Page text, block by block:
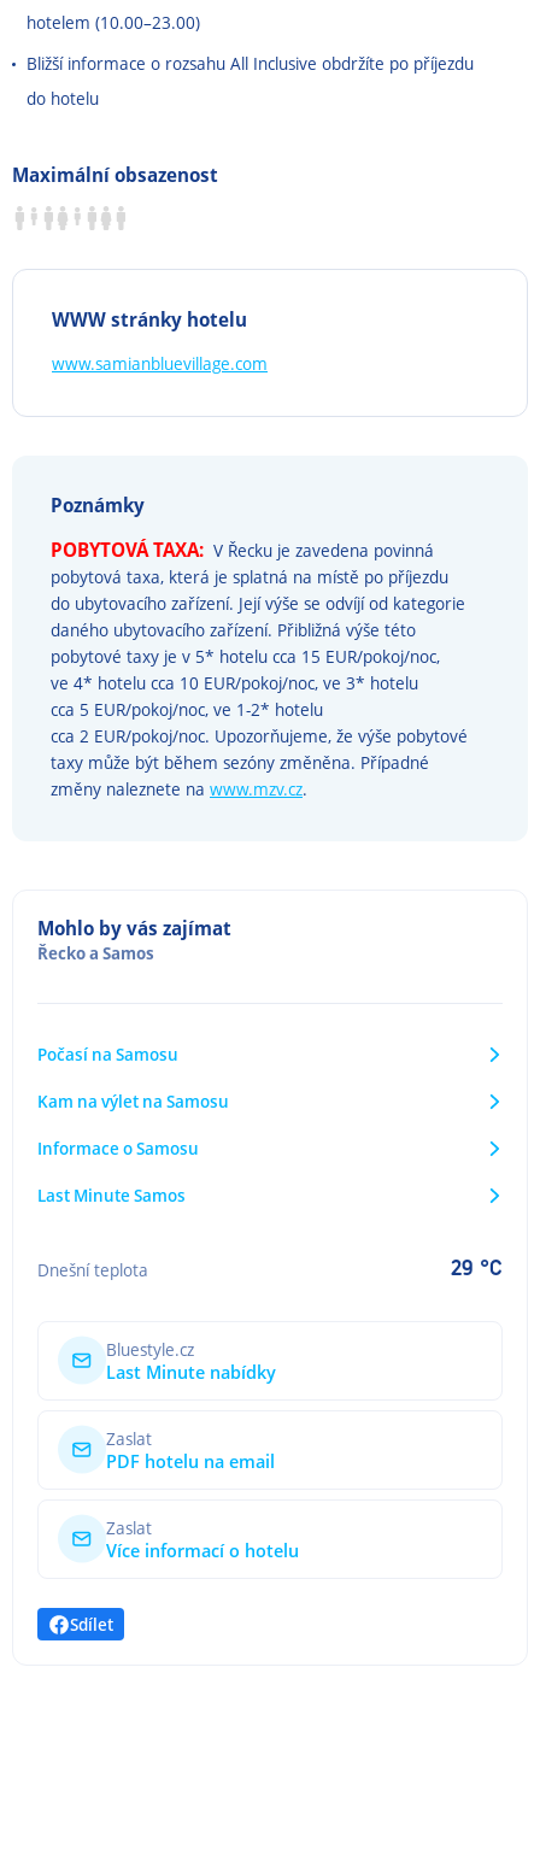
hotelem (10.00–23.00)
Bližší informace o rozsahu All Inclusive obdržíte po příjezdu
do hotelu
Maximální obsazenost
WWW stránky hotelu
www.samianbluevillage.com
Poznámky
POBYTOVÁ TAXA: V Řecku je zavedena povinná
pobytová taxa, která je splatná na místě po příjezdu
do ubytovacího zařízení. Její výše se odvíjí od kategorie
daného ubytovacího zařízení. Přibližná výše této
pobytové taxy je v 5* hotelu cca 15 EUR/pokoj/noc,
ve 4* hotelu cca 10 EUR/pokoj/noc, ve 3* hotelu
cca 5 EUR/pokoj/noc, ve 1-2* hotelu
cca 2 EUR/pokoj/noc. Upozorňujeme, že výše pobytové
taxy může být během sezóny změněna. Případné
změny naleznete na www.mzv.cz.
Mohlo by vás zajímat
Řeckoa Samos
Počasí na Samosu
Kam na výlet na Samosu
Informace o Samosu
Last Minute Samos
Dnešní teplota 29 °C
Bluestyle.cz
Last Minute nabídky
Zaslat
PDF hotelu na email
Zaslat
Více informací o hotelu
Sdílet